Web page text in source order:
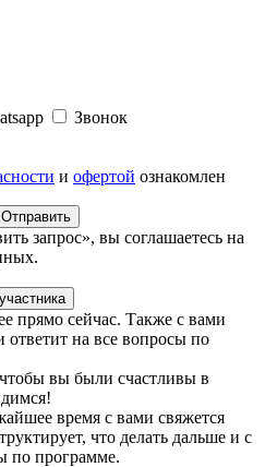
Звонок
и офертой ознакомлен
Отправить
запрос», вы соглашаетесь на
прямо сейчас. Также с вами
ответит на все вопросы по
вы были счастливы в
время с вами свяжется
что делать дальше и с
по программе.